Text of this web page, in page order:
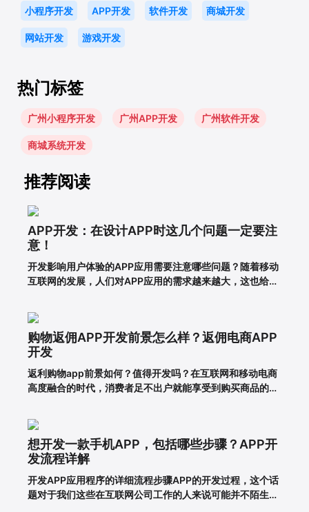
小程序开发 APP开发 软件开发 商城开发
网站开发 游戏开发
热门标签
广州小程序开发 广州APP开发 广州软件开发
商城系统开发
推荐阅读
APP开发：在设计APP时这几个问题一定要注
意！
开发影响用户体验的APP应用需要注意哪些问题？随着移动
互联网的发展，人们对APP应用的需求越来越大，这也给企
望从中获得更多的发展机会。当然，并不仅仅是开发APP应
用就能达到目的。前提一定是保证APP应用的优秀用户体
验。这样，在
购物返佣APP开发前景怎么样？返佣电商APP
开发
返利购物app前景如何？值得开发吗？在互联网和移动电商
高度融合的时代，消费者足不出户就能享受到购买商品的便
用户，许多企业和商家开始致力于返利购物app的建设。返
利购物app有什么优势？一、在网络上购买商品有哪些利
弊?对于消费者的
想开发一款手机APP，包括哪些步骤？APP开
发流程详解
开发APP应用程序的详细流程步骤APP的开发过程，这个话
题对于我们这些在互联网公司工作的人来说可能并不陌生，